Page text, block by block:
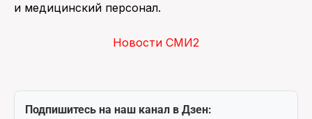
и медицинский персонал.
Новости СМИ2
Подпишитесь на наш канал в Дзен: